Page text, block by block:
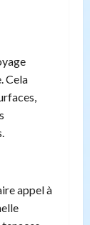
Cela
appel à